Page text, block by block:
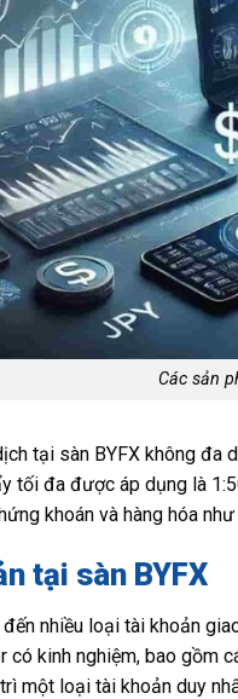
Các sản
tại sàn BYFX không đa
tối đa được áp dụng là
khoán và hàng hóa
tại sàn BYFX
nhiều loại tài khoản
có kinh nghiệm, bao gồm
một loại tài khoản duy